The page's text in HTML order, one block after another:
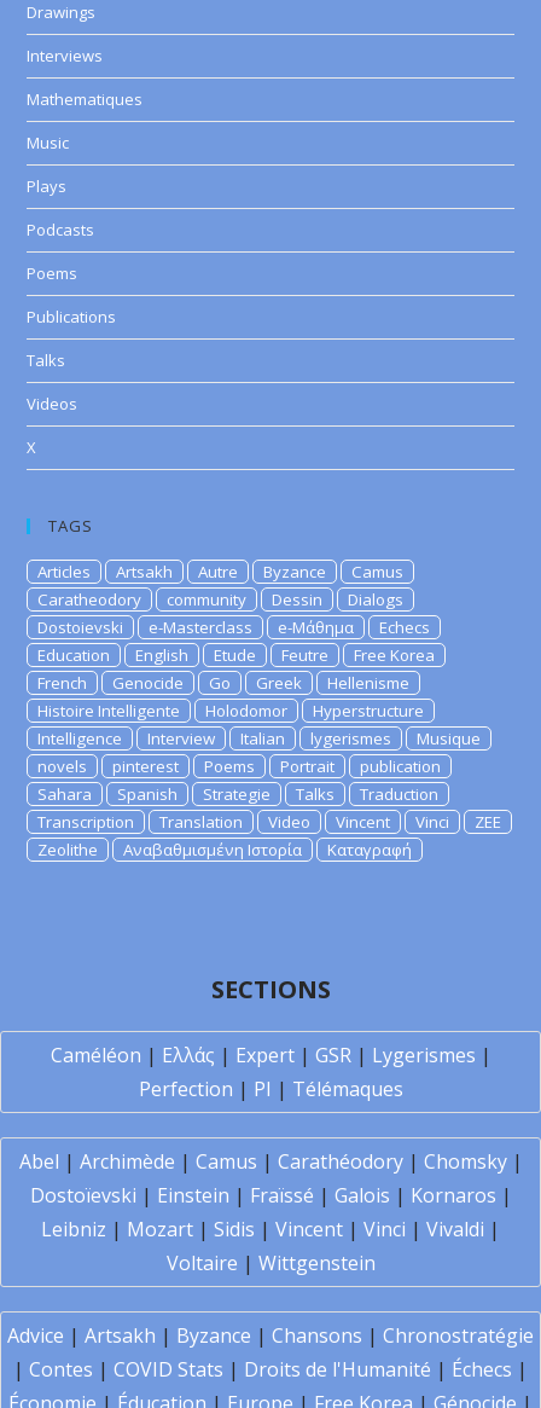
Drawings
Interviews
Mathematiques
Music
Plays
Podcasts
Poems
Publications
Talks
Videos
X
TAGS
Articles Artsakh Autre Byzance
Camus
Caratheodory
community Dessin
Dialogs
Dostoievski
e-Masterclass e-Μάθημα
Echecs
Education
English Etude Feutre
Free Korea
French
Genocide Go Greek
Hellenisme
Histoire Intelligente
Holodomor
Hyperstructure
Intelligence
Interview Italian lygerismes
Musique
novels
pinterest Poems Portrait
publication
Sahara
Spanish Strategie Talks
Traduction
Transcription
Translation Video Vincent Vinci
ZEE
Zeolithe
Αναβαθμισμένη Ιστορία Καταγραφή
SECTIONS
Caméléon | Ελλάς | Expert| GSR| Lygerismes |
Perfection | PI | Télémaques
Abel | Archimède | Camus | Carathéodory| Chomsky|
Dostoïevski | Einstein | Fraïssé | Galois | Kornaros |
Leibniz | Mozart | Sidis | Vincent | Vinci | Vivaldi |
Voltaire | Wittgenstein
Advice | Artsakh | Byzance | Chansons | Chronostratégie
| Contes | COVID Stats | Droits de l'Humanité | Échecs |